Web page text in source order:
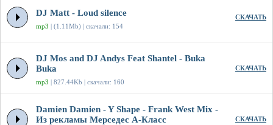
DJ Matt - Loud silence
mp3 | (1.11Mb) | скачали: 154
СКАЧАТЬ
DJ Mos and DJ Andys Feat Shantel - Buka
Buka
mp3 | 827.44Kb | скачали: 160
СКАЧАТЬ
Damien Damien - Y Shape - Frank West Mix -
Из рекламы Мерседес А-Класс
СКАЧАТЬ